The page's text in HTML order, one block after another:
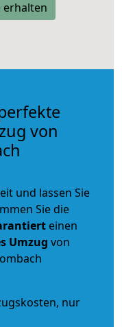
erhalten
von
und lassen Sie
Sie die
einen
Umzug von
nur